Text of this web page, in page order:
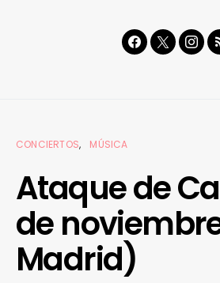
CONCIERTOS MÚSICA
Ataque de
de
Madrid)